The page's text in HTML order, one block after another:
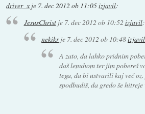
driver_x je 7. dec 2012 ob 11:05izjavil:
JesusChristje 7. dec 2012 ob 10:52 izjavil:
nekikrje 7. dec 2012 ob 10:48izjavil
A zato, da lahko pridnim
daš lenuhom ter jim pobereš
tega, da bi ustvarili kaj več
spodbudiš, da gredo še